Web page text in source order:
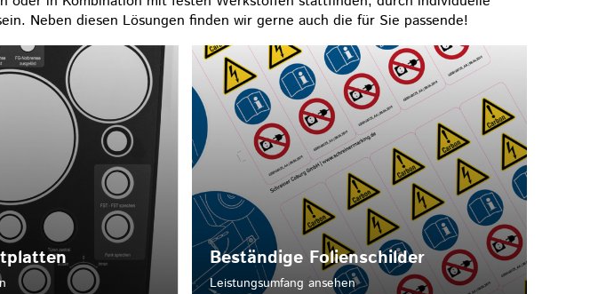
Neben diesen Lösungen finden wir gerne auch die für Sie passende!
Beständige Folienschilder
Leistungsumfang ansehen